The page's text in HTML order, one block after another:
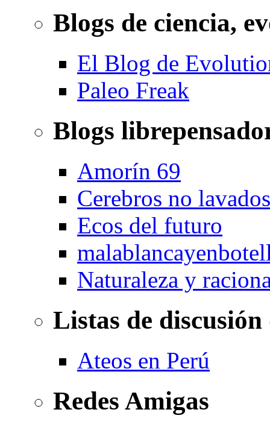
Blogs de ciencia,
El Blog de
Paleo Freak
Blogs
Amorín 69
Cerebros no lavados
Ecos del futuro
Naturaleza y
Listas de discusión
Ateos en Perú
Redes Amigas